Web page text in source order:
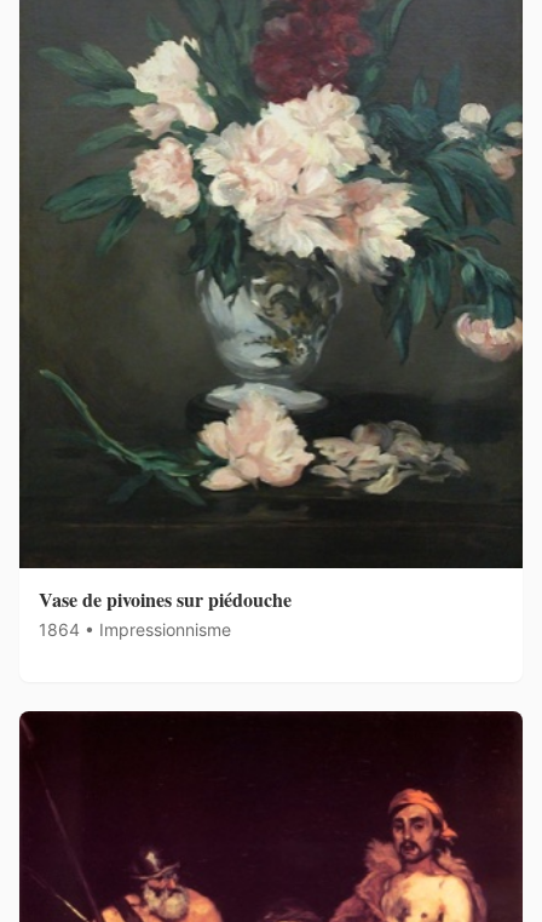
Vase de pivoines sur piédouche
1864 • Impressionnisme